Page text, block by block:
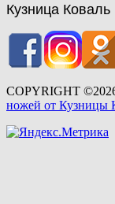
Кузница
COPYRIGHT
ножей от Кузницы